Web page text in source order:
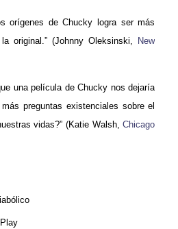
orígenes de Chucky logra ser más
original.” (Johnny Oleksinski,
New
una película de Chucky nos dejaría
preguntas existenciales sobre el
vidas?” (Katie Walsh,Chicago